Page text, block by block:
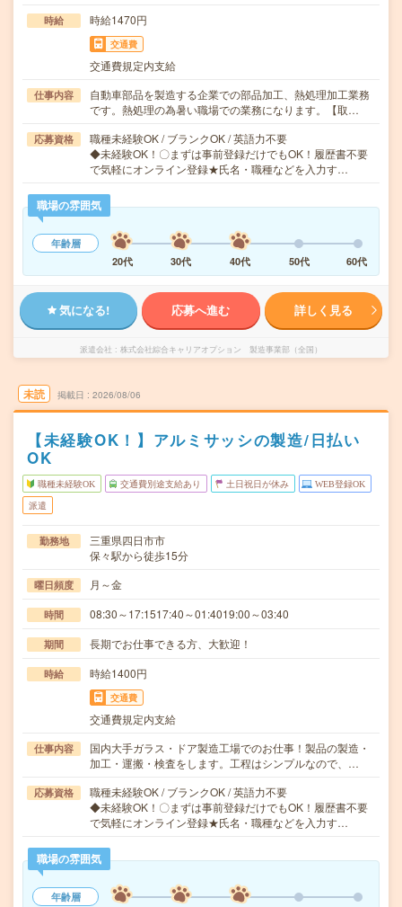
時給 時給1470円
交通費
交通費規定内支給
仕事内容
自動車部品を製造する企業での部品加工、熱処理加工業務
です。熱処理の為暑い職場での業務になります。【取…
応募資格
職種未経験OK / ブランクOK / 英語力不要
◆未経験OK！〇まずは事前登録だけでもOK！履歴書不要
で気軽にオンライン登録★氏名・職種などを入力す…
職場の雰囲気
年齢層
20代
30代 40代 50代 60代
気になる! 応募へ進む 詳しく見る
派遣会社 株式会社綜合キャリアオプション 製造事業部（全国）
未読 掲載日 2026/08/06
【未経験OK！】アルミサッシの製造/日払い
OK
職種未経験OK 交通費別途支給あり 土日祝日が休み WEB登録OK
派遣
勤務地
三重県四日市市
保々駅から徒歩15分
曜日頻度 月～金
時間 08:30～17:1517:40～01:4019:00～03:40
期間 長期でお仕事できる方、大歓迎！
時給 時給1400円
交通費
交通費規定内支給
仕事内容
国内大手ガラス・ドア製造工場でのお仕事！製品の製造・
加工・運搬・検査をします。工程はシンプルなので、…
応募資格
職種未経験OK / ブランクOK / 英語力不要
◆未経験OK！〇まずは事前登録だけでもOK！履歴書不要
で気軽にオンライン登録★氏名・職種などを入力す…
職場の雰囲気
年齢層